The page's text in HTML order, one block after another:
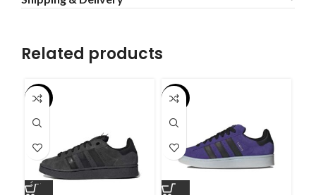
Related products
-55% -55%